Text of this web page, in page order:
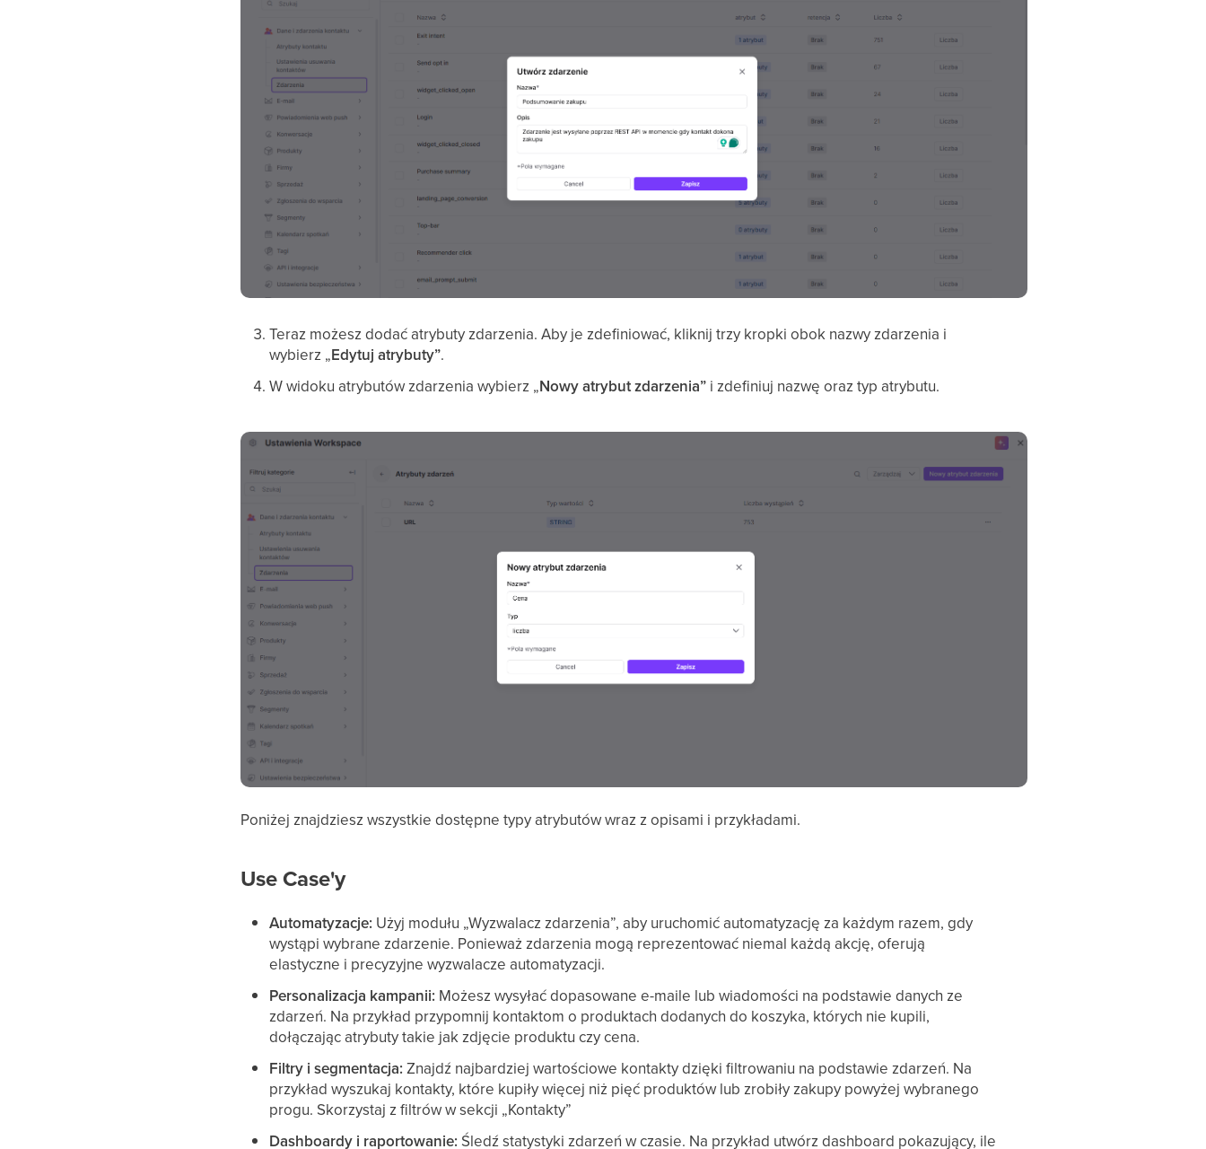
Teraz możesz dodać atrybuty zdarzenia. Aby je zdefiniować, kliknij trzy kropki obok nazwy zdarzenia i
wybierz „Edytuj atrybuty”.
W widoku atrybutów zdarzenia wybierz „Nowy atrybut zdarzenia” i zdefiniuj nazwę oraz typ atrybutu.
Poniżej znajdziesz wszystkie dostępne typy atrybutów wraz z opisami i przykładami.
Use Case'y
Automatyzacje: Użyj modułu „Wyzwalacz zdarzenia”, aby uruchomić automatyzację za każdym razem, gdy
wystąpi wybrane zdarzenie. Ponieważ zdarzenia mogą reprezentować niemal każdą akcję, oferują
elastyczne i precyzyjne wyzwalacze automatyzacji.
Personalizacja kampanii: Możesz wysyłać dopasowane e-maile lub wiadomości na podstawie danych ze
zdarzeń. Na przykład przypomnij kontaktom o produktach dodanych do koszyka, których nie kupili,
dołączając atrybuty takie jak zdjęcie produktu czy cena.
Filtry i segmentacja:Znajdź najbardziej wartościowe kontakty dzięki filtrowaniu na podstawie zdarzeń. Na
przykład wyszukaj kontakty, które kupiły więcej niż pięć produktów lub zrobiły zakupy powyżej wybranego
progu. Skorzystaj z filtrów w sekcji „Kontakty”
Dashboardy i raportowanie: Śledź statystyki zdarzeń w czasie. Na przykład utwórz dashboard pokazujący, ile